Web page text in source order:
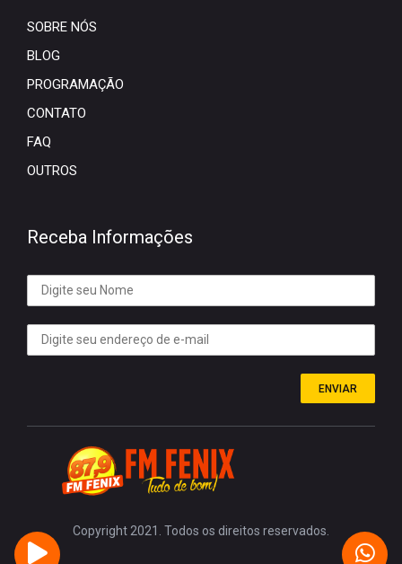
SOBRE NÓS
BLOG
PROGRAMAÇÃO
CONTATO
FAQ
OUTROS
Receba Informações
ENVIAR
Copyright 2021. Todos os direitos reservados.